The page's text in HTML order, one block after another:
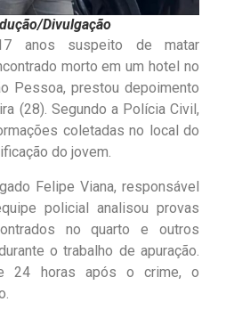
Divulgação
anos suspeito de matar
morto em um hotel no
Pessoa, prestou depoimento
(28). Segundo a Polícia Civil,
coletadas no local do
do jovem.
Felipe Viana, responsável
policial analisou provas
no quarto e outros
o trabalho de apuração.
24 horas após o crime, o